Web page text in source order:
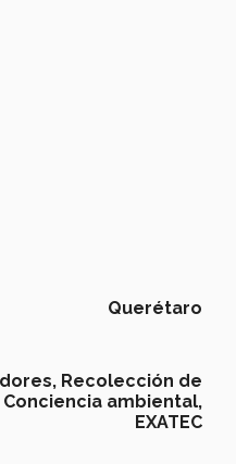
Querétaro
Recolección de
Conciencia ambiental,
EXATEC